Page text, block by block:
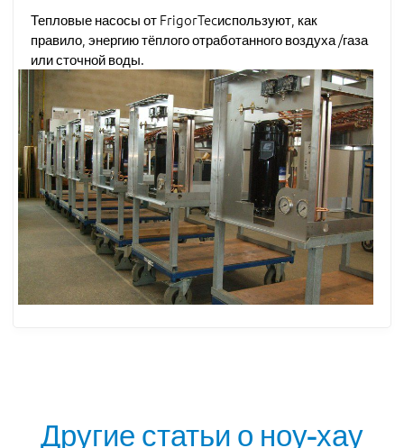
Тепловые насосы от FrigorTecиспользуют, как
правило, энергию тёплого отработанного воздуха /газа
или сточной воды.
Другие статьи о ноу-хау